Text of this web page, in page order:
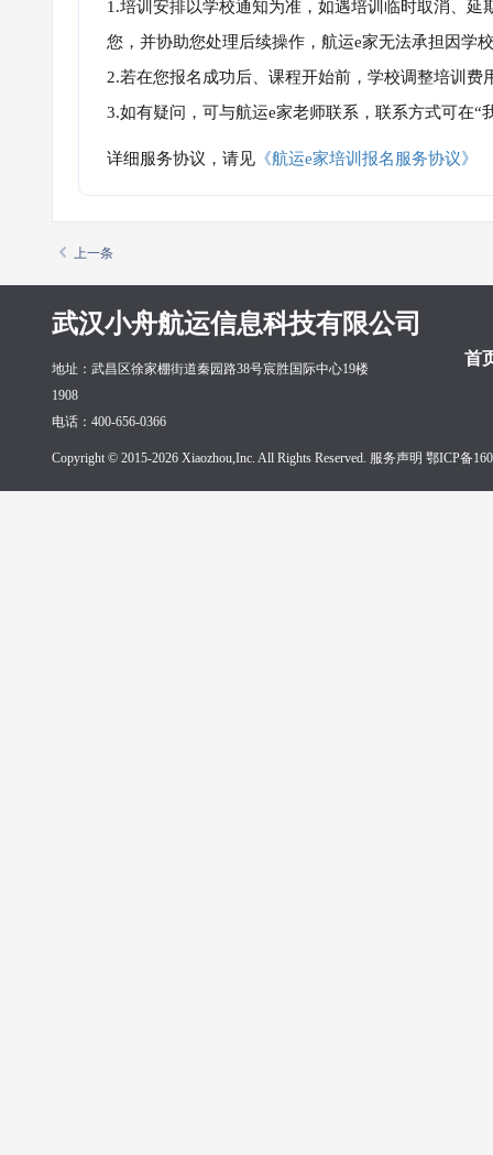
1.培训安排以学校通知为准，如遇培训临时取消、
您，并协助您处理后续操作，航运e家无法承担因学
2.若在您报名成功后、课程开始前，学校调整培训
3.如有疑问，可与航运e家老师联系，联系方式可在
详细服务协议，请见 《航运e家培训报名服务协议》
上一条
武汉小舟航运信息科技有限公司
首
地址：武昌区徐家棚街道秦园路38号宸胜国际中心19楼
1908
电话：400-656-0366
Copyright © 2015-2026 Xiaozhou,Inc. All Rights Reserved. 服务声明 鄂ICP备